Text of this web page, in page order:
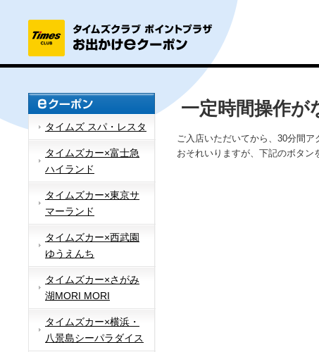
タイムズ スパ・レスタ
タイムズカー×富士急
ハイランド
タイムズカー×東京サ
マーランド
タイムズカー×西武園
ゆうえんち
タイムズカー×さがみ
湖MORI MORI
タイムズカー×横浜・
八景島シーパラダイス
一定時間操作が
ご入店いただいてから、30分間ア
おそれいりますが、下記のボタン